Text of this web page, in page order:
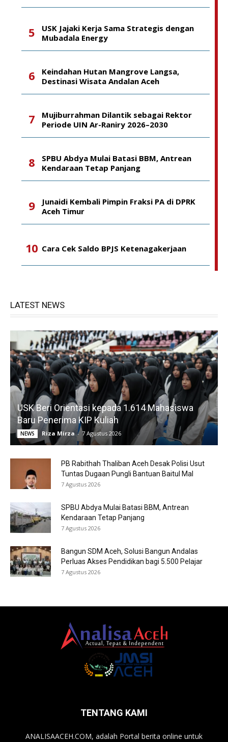
USK Jajaki Kerja Sama Strategis dengan
Mubadala Energy
Keindahan Hutan Mangrove Langsa,
Destinasi Wisata Andalan Aceh
Mujiburrahman Dilantik sebagai Rektor
Periode UIN Ar-Raniry 2026–2030
SPBU Abdya Mulai Batasi BBM, Antrean
Kendaraan Tetap Panjang
Junaidi Kembali Pimpin Fraksi PA di DPRK
Aceh Timur
Cara Cek Saldo BPJS Ketenagakerjaan
LATEST NEWS
USK Beri Orientasi kepada 1.614 Mahasiswa
Baru Penerima KIP Kuliah
NEWS Riza Mirza - 7 Agustus 2026
PB Rabithah Thaliban Aceh Desak Polisi Usut
Tuntas Dugaan Pungli Bantuan Baitul Mal
7 Agustus 2026
SPBU Abdya Mulai Batasi BBM, Antrean
Kendaraan Tetap Panjang
7 Agustus 2026
Bangun SDM Aceh, Solusi Bangun Andalas
Perluas Akses Pendidikan bagi 5.500 Pelajar
7 Agustus 2026
TENTANG KAMI
ANALISAACEH.COM, adalah Portal berita online untuk